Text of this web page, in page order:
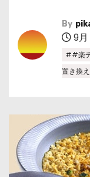
By
9
##楽
置き換